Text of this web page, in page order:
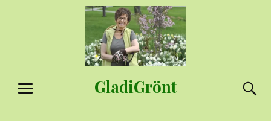
GladiGrönt
MENY